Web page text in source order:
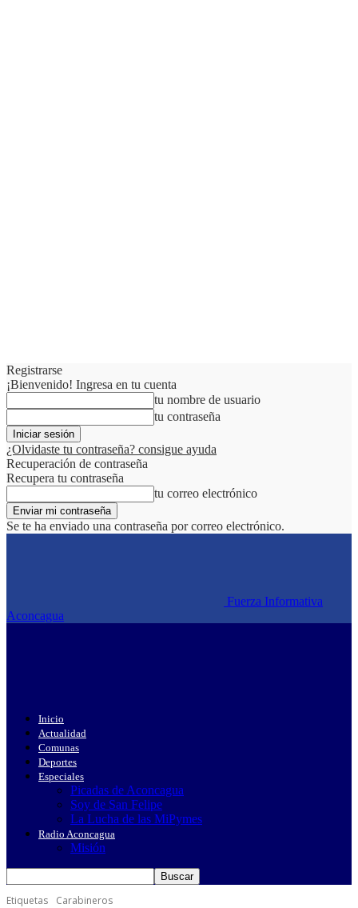
Registrarse
¡Bienvenido! Ingresa en tu cuenta
tu nombre de usuario
tu contraseña
¿Olvidaste tu contraseña? consigue ayuda
Recuperación de contraseña
Recupera tu contraseña
tu correo electrónico
Se te ha enviado una contraseña por correo electrónico.
Fuerza Informativa
Aconcagua
Inicio
Actualidad
Comunas
Deportes
Especiales
Picadas de Aconcagua
Soy de San Felipe
La Lucha de las MiPymes
Radio Aconcagua
Misión
Etiquetas Carabineros